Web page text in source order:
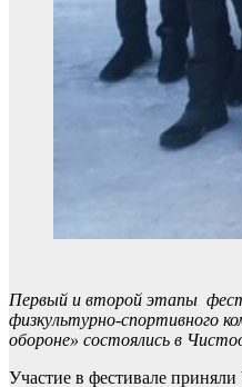
Первый и второй этапы
физкультурно-спортивного
обороне» состоялись в
Участие в фестивале